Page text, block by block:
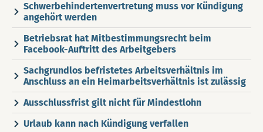
Schwerbehindertenvertretung muss vor Kündigung
angehört werden
Betriebsrat hat Mitbestimmungsrecht beim
Facebook-Auftritt des Arbeitgebers
Sachgrundlos befristetes Arbeitsverhältnis im
Anschluss an ein Heimarbeitsverhältnis ist zulässig
Ausschlussfrist gilt nicht für Mindestlohn
Urlaub kann nach Kündigung verfallen